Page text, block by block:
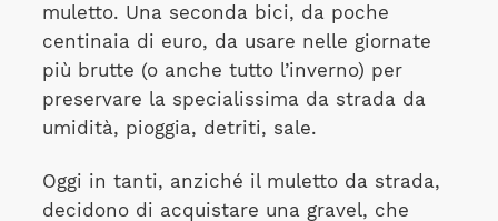
muletto. Una seconda bici, da poche
centinaia di euro, da usare nelle giornate
più brutte (o anche tutto l’inverno) per
preservare la specialissima da strada da
umidità, pioggia, detriti, sale.
Oggi in tanti, anziché il muletto da strada,
decidono di acquistare una gravel, che